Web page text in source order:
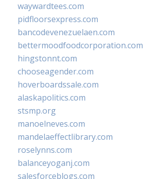
waywardtees.com
pidfloorsexpress.com
bancodevenezuelaen.com
bettermoodfoodcorporation.com
hingstonnt.com
chooseagender.com
hoverboardssale.com
alaskapolitics.com
stsmp.org
manoelneves.com
mandelaeffectlibrary.com
roselynns.com
balanceyoganj.com
salesforceblogs.com